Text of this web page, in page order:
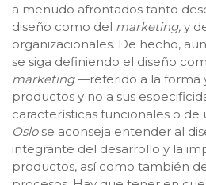
a menudo afrontados tanto
diseño como del marketing, y
organizacionales. De hecho,
se siga definiendo el diseño
marketing—referido a la forma
productos y no a sus
características funcionales o de
Oslo se aconseja entender al
integrante del desarrollo y la
productos, así como también